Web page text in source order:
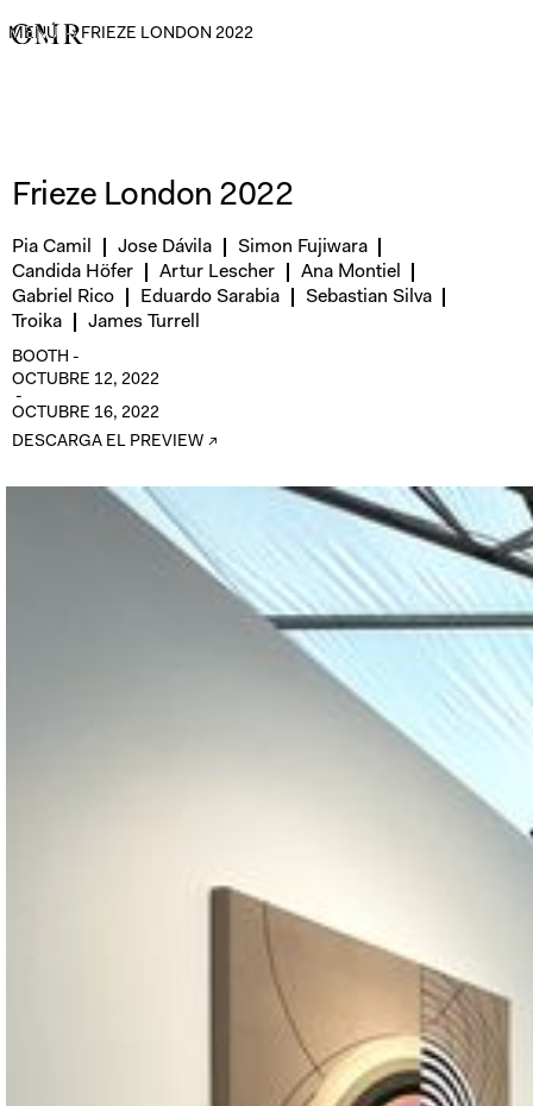
MENÚ →FRIEZE LONDON 2022
Frieze London 2022
Pia Camil Jose Dávila
Simon Fujiwara
Candida Höfer
Artur Lescher
Ana Montiel
Gabriel Rico
Eduardo Sarabia
Sebastian Silva
Troika
James Turrell
BOOTH -
OCTUBRE 12, 2022
-
OCTUBRE 16, 2022
DESCARGA EL PREVIEW ↗